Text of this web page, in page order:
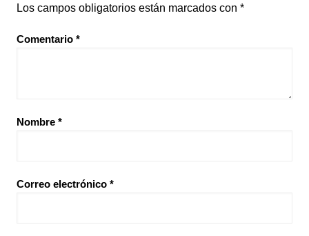
Los campos obligatorios están marcados con *
Comentario *
Nombre *
Correo electrónico *